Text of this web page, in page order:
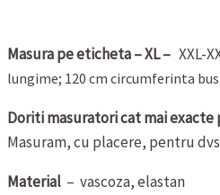
Masura pe eticheta – XL – XXL-
lungime; 120 cm circumferinta
Doriti masuratori cat mai exacte
Masuram, cu placere, pentru
Material – vascoza, elastan